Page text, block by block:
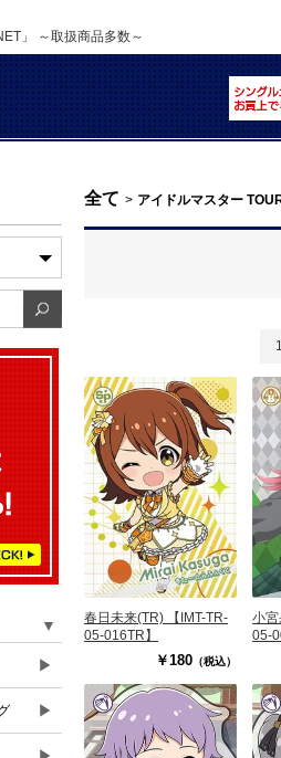
」 ～取扱商品多数～
▼
▶
▶
全て > アイドルマスター
春日未来(TR) 【IMT-TR-
05-016TR】
￥180 （税込）
小
05-